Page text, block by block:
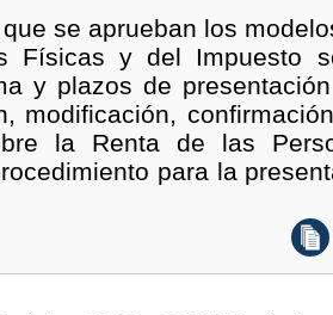
se aprueban los
Físicas y del Impuesto
y plazos de
modificación,
la Renta de las
para la